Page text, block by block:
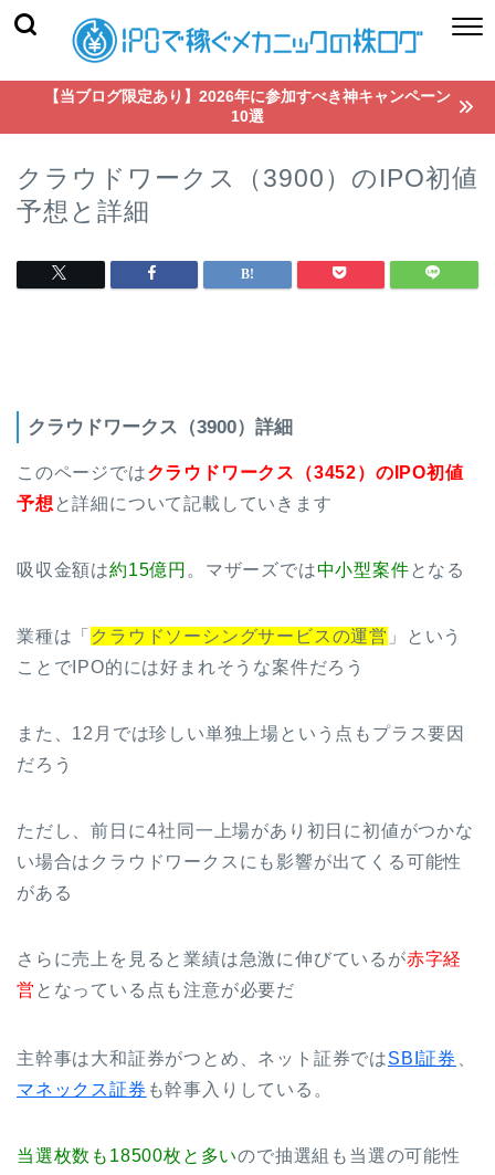
【当ブログ限定あり】2026年に参加すべき神キャンペーン
10選
クラウドワークス（3900）のIPO初値
予想と詳細
クラウドワークス（3900）詳細
このページではクラウドワークス（3452）のIPO初値
予想 と詳細について記載していきます
吸収金額は約15億円 。マザーズでは中小型案件 となる
業種は「 クラウドソーシングサービスの運営 」という
ことでIPO的には好まれそうな案件だろう
また、12月では珍しい単独上場という点もプラス要因
だろう
ただし、前日に4社同一上場があり初日に初値がつかな
い場合はクラウドワークスにも影響が出てくる可能性
がある
さらに売上を見ると業績は急激に伸びているが赤字経
営 となっている点も注意が必要だ
主幹事は大和証券がつとめ、ネット証券ではSBI証券
マネックス証券 も幹事入りしている。
当選枚数も18500枚と多いので抽選組も当選の可能性